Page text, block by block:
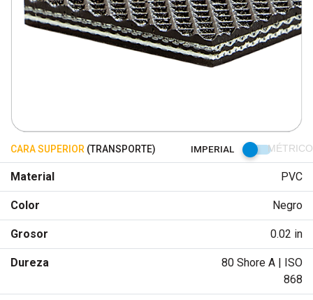
CARA SUPERIOR (TRANSPORTE) IMPERIAL MÉTRICO
Material PVC
Color Negro
Grosor 0.02 in
Dureza
80 Shore A | ISO
868